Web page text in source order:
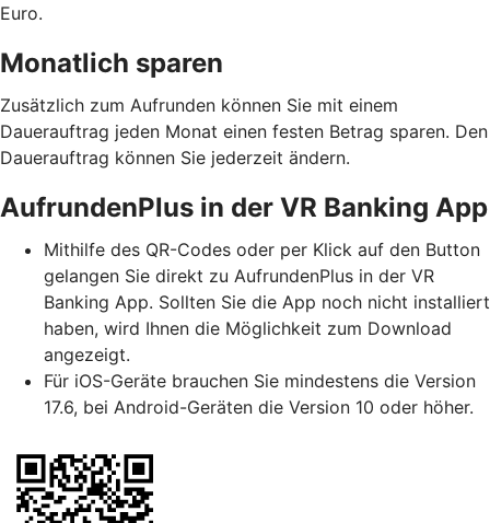
Euro.
Monatlich sparen
Zusätzlich zum Aufrunden können Sie mit einem
Dauerauftrag jeden Monat einen festen Betrag sparen. Den
Dauerauftrag können Sie jederzeit ändern.
AufrundenPlus in der VR Banking App
Mithilfe des QR-Codes oder per Klick auf den Button
gelangen Sie direkt zu AufrundenPlus in der VR
Banking App. Sollten Sie die App noch nicht installiert
haben, wird Ihnen die Möglichkeit zum Download
angezeigt.
Für iOS-Geräte brauchen Sie mindestens die Version
17.6, bei Android-Geräten die Version 10 oder höher.